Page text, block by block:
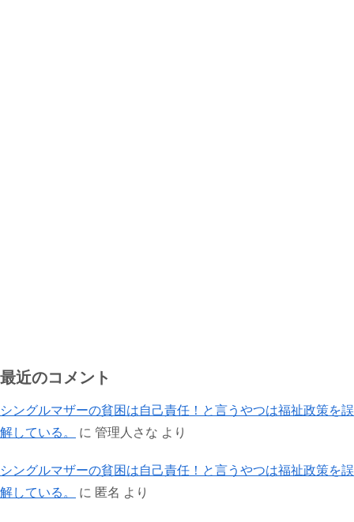
最近のコメント
シングルマザーの貧困は自己責任！と言うやつは福祉政策を誤
解している。
に 管理人さな より
シングルマザーの貧困は自己責任！と言うやつは福祉政策を誤
解している。
に 匿名 より